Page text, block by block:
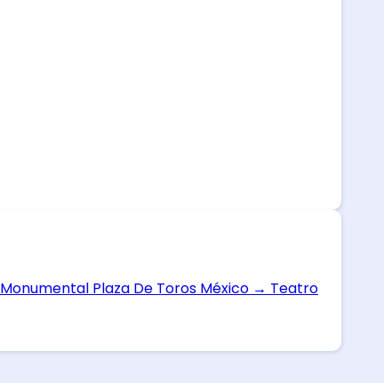
Monumental Plaza De Toros México → Teatro